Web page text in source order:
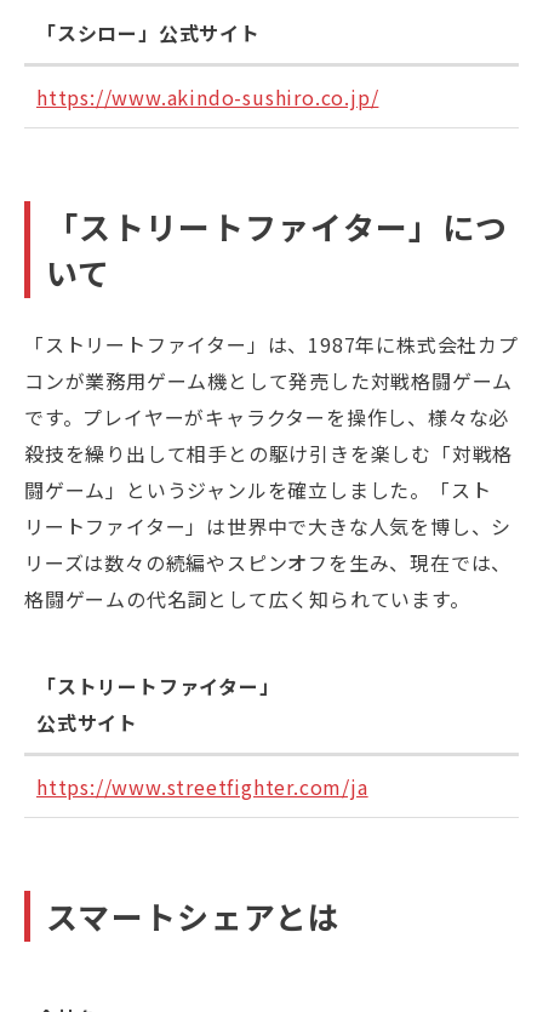
「スシロー」公式サイト
https://www.akindo-sushiro.co.jp/
「ストリートファイター」につ
いて
「ストリートファイター」は、1987年に株式会社カプ
コンが業務用ゲーム機として発売した対戦格闘ゲーム
です。プレイヤーがキャラクターを操作し、様々な必
殺技を繰り出して相手との駆け引きを楽しむ「対戦格
闘ゲーム」というジャンルを確立しました。「スト
リートファイター」は世界中で大きな人気を博し、シ
リーズは数々の続編やスピンオフを生み、現在では、
格闘ゲームの代名詞として広く知られています。
「ストリートファイター」
公式サイト
https://www.streetfighter.com/ja
スマートシェアとは